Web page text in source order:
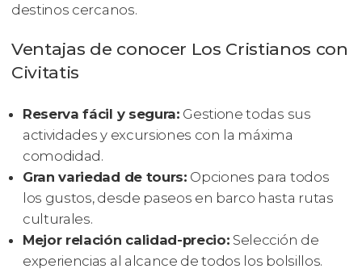
destinos cercanos.
Ventajas de conocer Los Cristianos con
Civitatis
Reserva fácil y segura: Gestione todas sus
actividades y excursiones con la máxima
comodidad.
Gran variedad de tours: Opciones para todos
los gustos, desde paseos en barco hasta rutas
culturales.
Mejor relación calidad-precio: Selección de
experiencias al alcance de todos los bolsillos.